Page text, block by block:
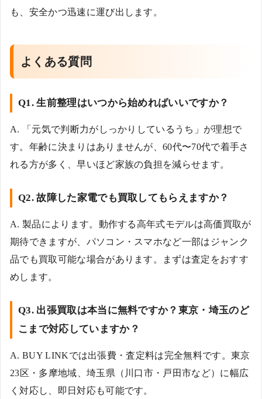
も、安全かつ迅速に運び出します。
よくある質問
Q1. 生前整理はいつから始めればいいですか？
A. 「元気で判断力がしっかりしているうち」が理想で
す。年齢に決まりはありませんが、60代〜70代で着手さ
れる方が多く、早いほど家族の負担を減らせます。
Q2. 故障した家電でも買取してもらえますか？
A. 製品によります。動作する高年式モデルは高価買取が
期待できますが、パソコン・スマホなど一部はジャンク
品でも買取可能な場合があります。まずは査定をおすす
めします。
Q3. 出張買取は本当に無料ですか？東京・埼玉のど
こまで対応していますか？
A. BUY LINKでは出張費・査定料は完全無料です。東京
23区・多摩地域、埼玉県（川口市・戸田市など）に幅広
く対応し、即日対応も可能です。